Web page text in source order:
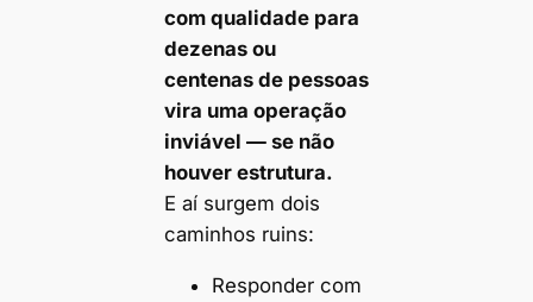
com qualidade para
dezenas ou
centenas de pessoas
vira uma operação
inviável — se não
houver estrutura.
E aí surgem dois
caminhos ruins:
Responder com